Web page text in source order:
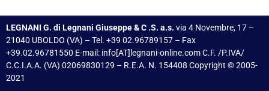
LEGNANI G. di Legnani Giuseppe & C .S. a.s. via 4 Novembre, 17 –
21040 UBOLDO (VA) – Tel. +39 02.96789157 – Fax
+39.02.96781550 E-mail: info[AT]legnani-online.com C.F. /P.IVA/
C.C.I.A.A. (VA) 02069830129 – R.E.A. N. 154408 Copyright © 2005-
2021